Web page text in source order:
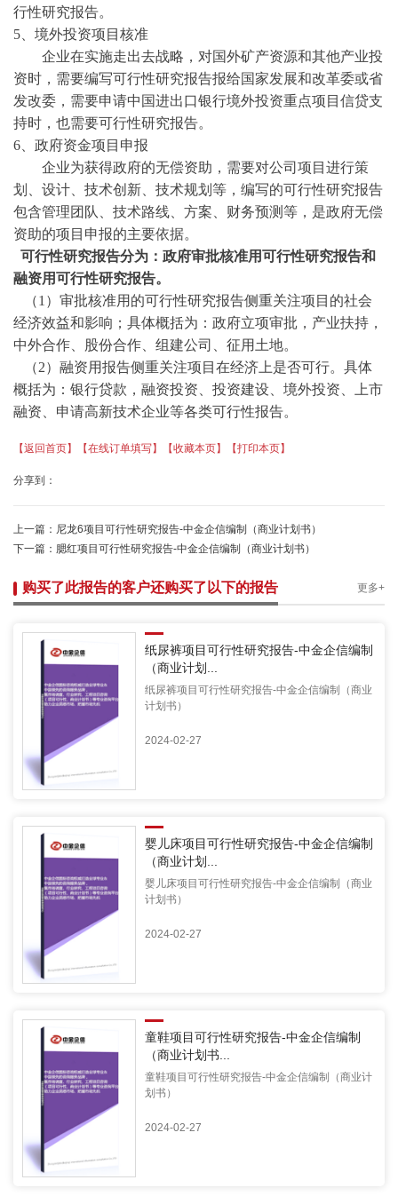
行性研究报告。
5、境外投资项目核准
企业在实施走出去战略，对国外矿产资源和其他产业投
资时，需要编写可行性研究报告报给国家发展和改革委或省
发改委，需要申请中国进出口银行境外投资重点项目信贷支
持时，也需要可行性研究报告。
6、政府资金项目申报
企业为获得政府的无偿资助，需要对公司项目进行策
划、设计、技术创新、技术规划等，编写的可行性研究报告
包含管理团队、技术路线、方案、财务预测等，是政府无偿
资助的项目申报的主要依据。
可行性研究报告分为：政府审批核准用可行性研究报告和
融资用可行性研究报告。
（1）审批核准用的可行性研究报告侧重关注项目的社会
经济效益和影响；具体概括为：政府立项审批，产业扶持，
中外合作、股份合作、组建公司、征用土地。
（2）融资用报告侧重关注项目在经济上是否可行。具体
概括为：银行贷款，融资投资、投资建设、境外投资、上市
融资、申请高新技术企业等各类可行性报告。
【返回首页】 【在线订单填写】 【收藏本页】 【打印本页】
分享到：
上一篇： 尼龙6项目可行性研究报告-中金企信编制（商业计划书）
下一篇： 腮红项目可行性研究报告-中金企信编制（商业计划书）
购买了此报告的客户还购买了以下的报告 更多+
纸尿裤项目可行性研究报告-中金企信编制
（商业计划...
纸尿裤项目可行性研究报告-中金企信编制（商业
计划书）
2024-02-27
婴儿床项目可行性研究报告-中金企信编制
（商业计划...
婴儿床项目可行性研究报告-中金企信编制（商业
计划书）
2024-02-27
童鞋项目可行性研究报告-中金企信编制
（商业计划书...
童鞋项目可行性研究报告-中金企信编制（商业计
划书）
2024-02-27